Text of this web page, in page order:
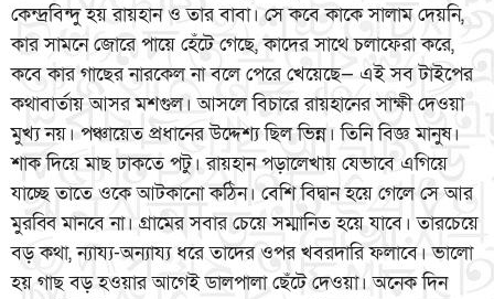
কেন্দ্রবিন্দু হয় রায়হান ও তার বাবা। সে কবে কাকে সালাম দেয়নি,
কার সামনে জোরে পায়ে হেঁটে গেছে, কাদের সাথে চলাফেরা করে,
কবে কার গাছের নারকেল না বলে পেরে খেয়েছে— এই সব টাইপের
কথাবার্তায় আসর মশগুল। আসলে বিচারে রায়হানের সাক্ষী দেওয়া
মুখ্য নয়। পঞ্চায়েত প্রধানের উদ্দেশ্য ছিল ভিন্ন। তিনি বিজ্ঞ মানুষ।
শাক দিয়ে মাছ ঢাকতে পটু। রায়হান পড়ালেখায় যেভাবে এগিয়ে
যাচ্ছে তাতে ওকে আটকানো কঠিন। বেশি বিদ্বান হয়ে গেলে সে আর
মুরব্বি মানবে না। গ্রামের সবার চেয়ে সম্মানিত হয়ে যাবে। তারচেয়ে
বড় কথা, ন্যায্য-অন্যায্য ধরে তাদের ওপর খবরদারি ফলাবে। ভালো
হয় গাছ বড় হওয়ার আগেই ডালপালা ছেঁটে দেওয়া। অনেক দিন